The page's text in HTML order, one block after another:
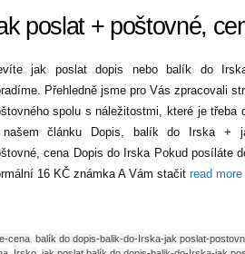
poslat + poštovné,
jak poslat dopis nebo balík do
Přehledně jsme pro Vás zpracovali
spolu s náležitostmi, které je třeba
článku Dopis, balík do Irska +
cena Dopis do Irska Pokud posíláte
16 KČ známka A Vám stačit read more
cena balík do dopis-balik-do-Irska-jak poslat-